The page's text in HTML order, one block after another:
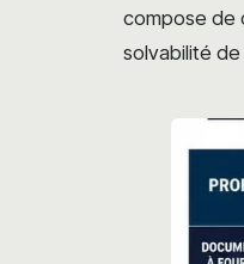
compose de
solvabilité de